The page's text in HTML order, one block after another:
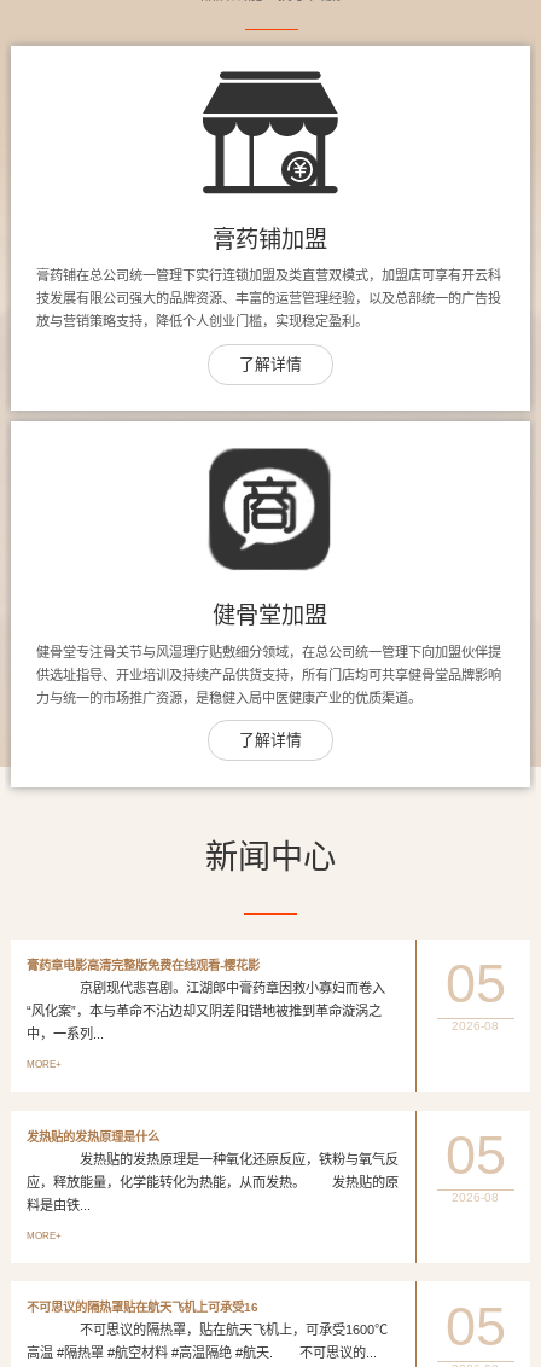
膏药铺加盟
膏药铺在总公司统一管理下实行连锁加盟及类直营双模式，加盟店可享有开云科
技发展有限公司强大的品牌资源、丰富的运营管理经验，以及总部统一的广告投
放与营销策略支持，降低个人创业门槛，实现稳定盈利。
了解详情
健骨堂加盟
健骨堂专注骨关节与风湿理疗贴敷细分领域，在总公司统一管理下向加盟伙伴提
供选址指导、开业培训及持续产品供货支持，所有门店均可共享健骨堂品牌影响
力与统一的市场推广资源，是稳健入局中医健康产业的优质渠道。
了解详情
新闻中心
膏药章电影高清完整版免费在线观看-樱花影
京剧现代悲喜剧。江湖郎中膏药章因救小寡妇而卷入
“风化案”，本与革命不沾边却又阴差阳错地被推到革命漩涡之
中，一系列...
MORE+
05
2026-08
发热贴的发热原理是什么
发热贴的发热原理是一种氧化还原反应，铁粉与氧气反
应，释放能量，化学能转化为热能，从而发热。 发热贴的原
料是由铁...
MORE+
05
2026-08
不可思议的隔热罩贴在航天飞机上可承受16
不可思议的隔热罩，贴在航天飞机上，可承受1600℃
高温 #隔热罩 #航空材料 #高温隔绝 #航天. 不可思议的...
05